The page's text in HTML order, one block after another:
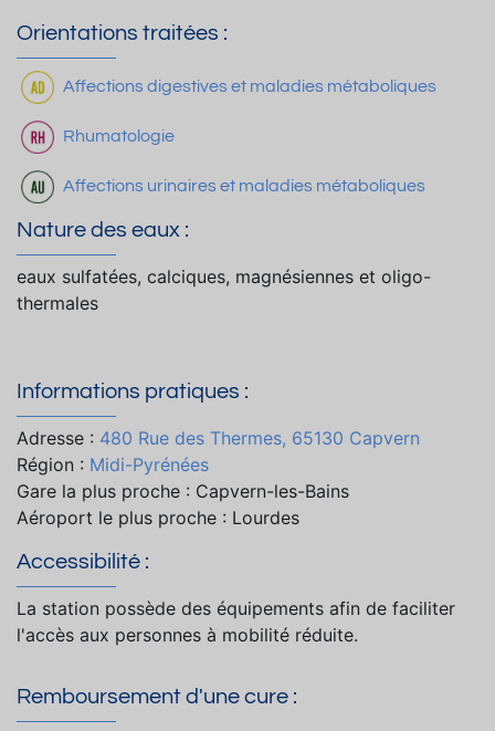
Orientations traitées :
Affections digestives et maladies métaboliques
Rhumatologie
Affections urinaires et maladies métaboliques
Nature des eaux :
eaux sulfatées, calciques, magnésiennes et oligo-
thermales
Informations pratiques :
Adresse : 480 Rue des Thermes, 65130 Capvern
Région : Midi-Pyrénées
Gare la plus proche : Capvern-les-Bains
Aéroport le plus proche : Lourdes
Accessibilité :
La station possède des équipements afin de faciliter
l'accès aux personnes à mobilité réduite.
Remboursement d'une cure :